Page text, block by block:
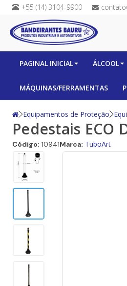
+55 (14) 3104-9900
PAGINAL INICIAL ÁLCOOL
MÁQUINAS/FERRAMENTAS
Equipamentos de Proteção
Pedestais ECO
Código: 10941Marca: TuboArt